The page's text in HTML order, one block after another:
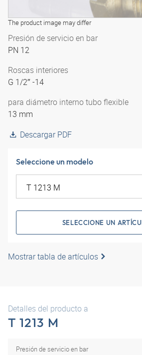
The product image may differ
Presión de servicio en bar
PN 12
Roscas interiores
G 1/2″ -14
para diámetro interno tubo flexible
13 mm
Descargar PDF
Seleccione un modelo
SELECCIONE UN
Mostrar tabla de artículos
Detalles del producto a
T 1213 M
Presión de servicio en bar